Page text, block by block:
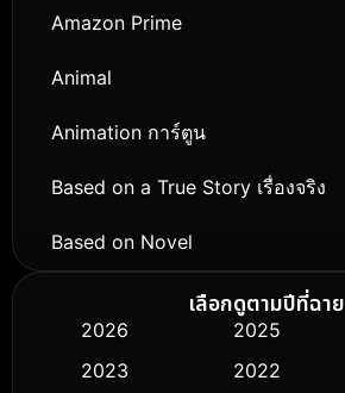
Amazon Prime
Animal
Animation การ์ตูน
Based on a True Story เรื่องจริง
Based on Novel
Biography ชีวิตจริงเลือกดูตามปีที่ฉาย
2026 2025
2023
2022